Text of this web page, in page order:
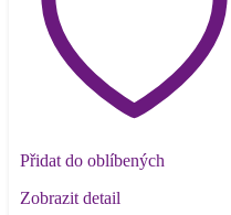
Přidat do oblíbených
Zobrazit detail